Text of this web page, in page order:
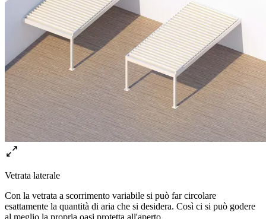
Vetrata laterale
Con la vetrata a scorrimento variabile si può far circolare
esattamente la quantità di aria che si desidera. Così ci si può godere
al meglio la propria oasi protetta all'aperto.